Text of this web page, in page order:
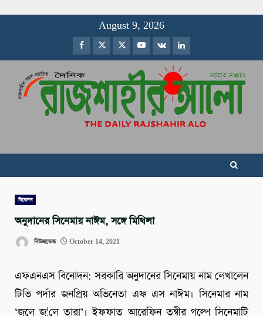
August 9, 2026
Facebook
TwitterInstagram
Youtube
VK LinkedIn
বিনোদন
অনুদানের সিনেমায় নাঈম, সঙ্গে মিথিলা
নিউজডেস্ক October 14, 2021
এফএনএস বিনোদন: সরকারি অনুদানের সিনেমায় নাম লেখালেন
টিভি পর্দার জনপ্রিয় অভিনেতা এফ এস নাঈম। সিনেমার নাম
‘জলে জ¦লে তারা’। ইফফাত আরেফিন তন্বীর গল্পে সিনেমাটি